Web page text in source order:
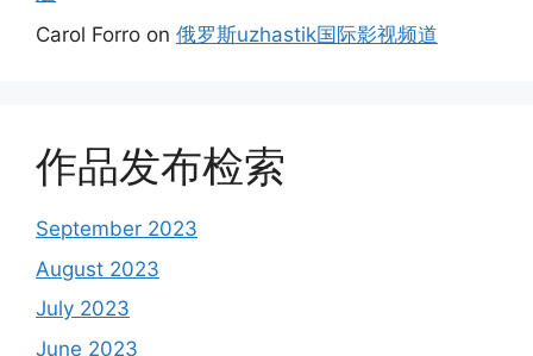
Carol Forro on 俄罗斯uzhastik国际影视频道
作品发布检索
September 2023
August 2023
July 2023
June 2023